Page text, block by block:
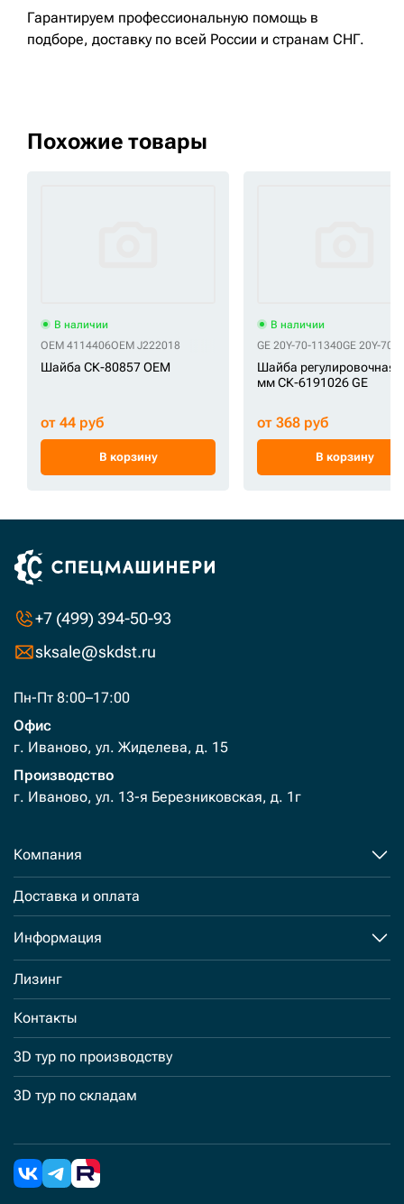
Гарантируем профессиональную помощь в
подборе, доставку по всей России и странам СНГ.
Похожие товары
В наличии
OEM 4114406OEM J222018
Шайба СК-80857 OEM
от 44 руб
В корзину
В наличии
GE 20Y-70-11340GE 20Y-70-
Шайба регулировочная
мм СК-6191026 GE
от 368 руб
В корзину
+7 (499) 394-50-93
sksale@skdst.ru
Пн-Пт 8:00–17:00
Офис
г. Иваново, ул. Жиделева, д. 15
Производство
г. Иваново, ул. 13-я Березниковская, д. 1г
Компания
Доставка и оплата
Информация
Лизинг
Контакты
3D тур по производству
3D тур по складам